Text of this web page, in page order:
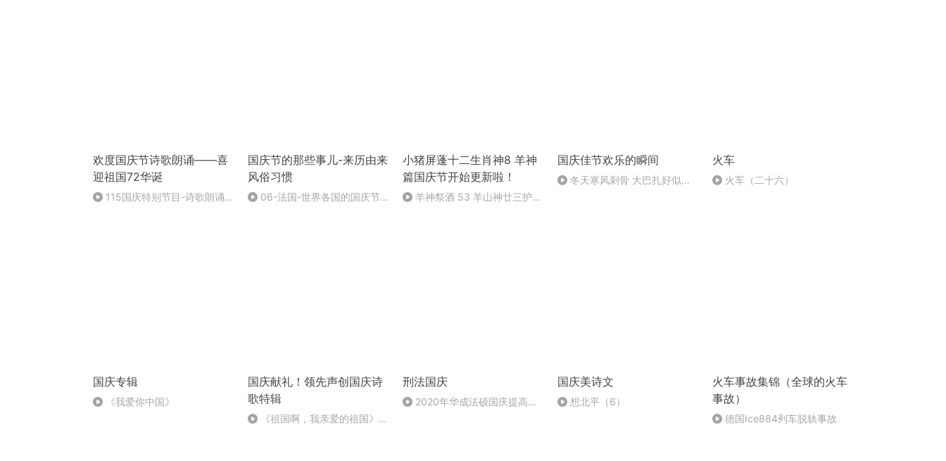
欢度国庆节诗歌朗诵——喜
迎祖国72华诞
115国庆特别节目-诗歌朗诵-
国庆节的那些事儿-来历由来
风俗习惯
06-法国-世界各国的国庆节-
小猪屏蓬十二生肖神8 羊神
篇国庆节开始更新啦！
羊神祭酒 53 羊山神廿三护祭
国庆佳节欢乐的瞬间
冬天寒风刺骨 大巴扎好似温
火车
火车（二十六）
国庆专辑
《我爱你中国》
国庆献礼！领先声创国庆诗
歌特辑
《祖国啊，我亲爱的祖国》温
刑法国庆
2020年华成法硕国庆提高班
国庆美诗文
想北平（6）
火车事故集锦（全球的火车
事故）
德国Ice884列车脱轨事故